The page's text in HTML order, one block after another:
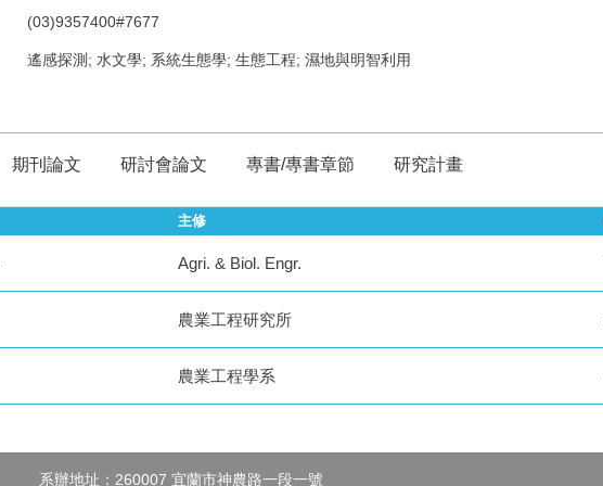
(03)9357400#7677
遙感探測; 水文學; 系統生態學; 生態工程; 濕地與明智利用
期刊論文 研討會論文 專書/專書章節 研究計畫
主修
Agri. & Biol. Engr.
農業工程研究所
農業工程學系
系辦地址：260007 宜蘭市神農路一段一號